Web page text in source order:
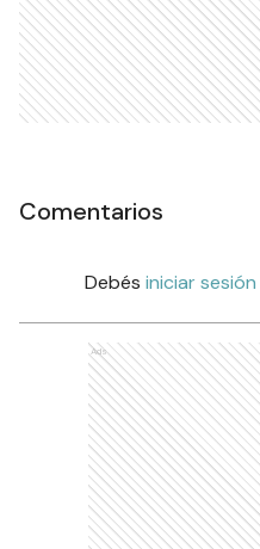
Comentarios
Debés iniciar sesión
Ads